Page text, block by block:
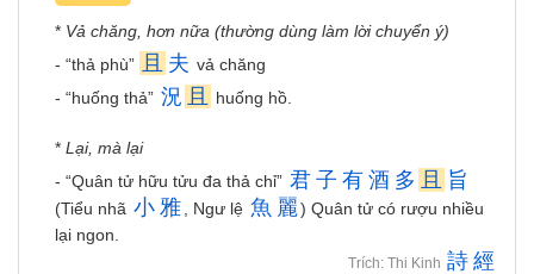
* Vả chăng, hơn nữa (thường dùng làm lời chuyển ý)
- “thả phù”
且 夫 vả chăng
- “huống thả” 況 且 huống hồ.
* Lại, mà lại
- “Quân tử hữu tửu đa thả chỉ” 君 子 有 酒 多 且 旨
(Tiểu nhã 小 雅 , Ngư lệ 魚 麗) Quân tử có rượu nhiều
lại ngon.
Trích: Thi Kinh 詩 經